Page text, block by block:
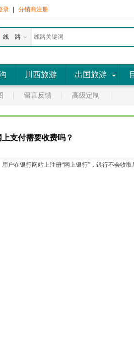
录 分销商注册
线 路
川西旅游 出国旅游
留言反馈 高级定制
支付需要收费吗？
户在银行网站上注册“网上银行”，银行不会收取